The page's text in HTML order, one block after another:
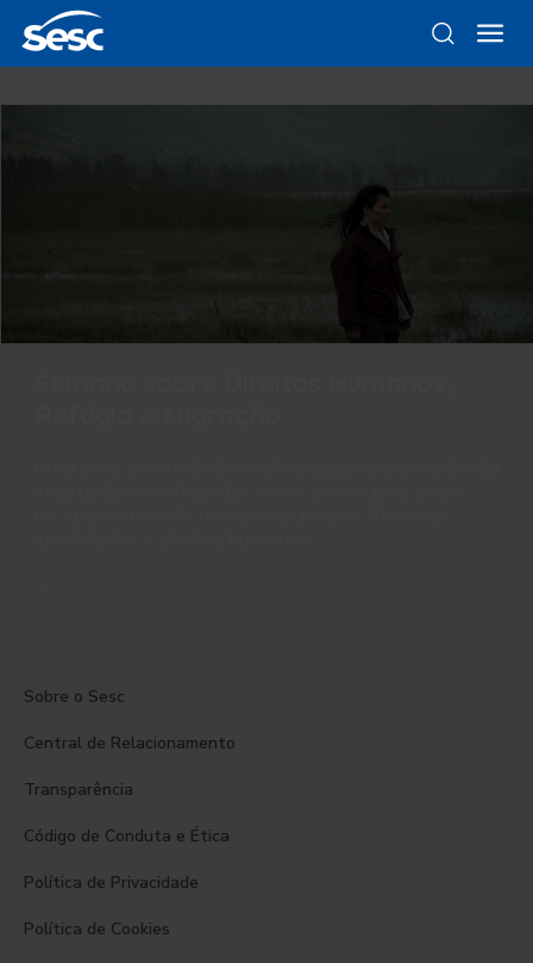
Sobre o Sesc
Central de Relacionamento
Transparência
Código de Conduta e Ética
Política de Privacidade
Política de Cookies